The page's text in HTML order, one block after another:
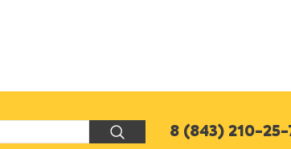
8 (843) 210-25-